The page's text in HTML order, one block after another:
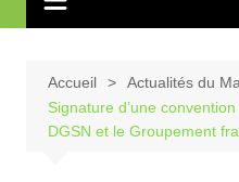
Accueil
Actualités du
Signature d’une
DGSN et le Groupement